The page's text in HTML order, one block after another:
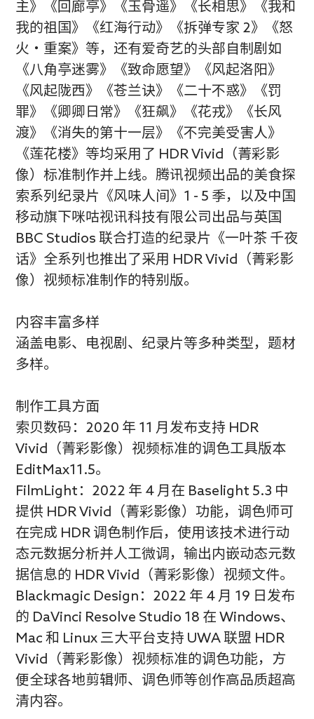
主》《回廊亭》《玉骨遥》《长相思》《我和
我的祖国》《红海行动》《拆弹专家 2》《怒
火・重案》等，还有爱奇艺的头部自制剧如
《八角亭迷雾》《致命愿望》《风起洛阳》
《风起陇西》《苍兰诀》《二十不惑》《罚
罪》《卿卿日常》《狂飙》《花戎》《长风
渡》《消失的第十一层》《不完美受害人》
《莲花楼》等均采用了 HDR Vivid（菁彩影
像）标准制作并上线。腾讯视频出品的美食探
索系列纪录片《风味人间》1 - 5 季，以及中国
移动旗下咪咕视讯科技有限公司出品与英国
BBC Studios 联合打造的纪录片《一叶茶 千夜
话》全系列也推出了采用 HDR Vivid（菁彩影
像）视频标准制作的特别版。
内容丰富多样
涵盖电影、电视剧、纪录片等多种类型，题材
多样。
制作工具方面
索贝数码：2020 年 11 月发布支持 HDR
Vivid（菁彩影像）视频标准的调色工具版本
EditMax11.5。
FilmLight：2022 年 4 月在 Baselight 5.3 中
提供 HDR Vivid（菁彩影像）功能，调色师可
在完成 HDR 调色制作后，使用该技术进行动
态元数据分析并人工微调，输出内嵌动态元数
据信息的 HDR Vivid（菁彩影像）视频文件。
Blackmagic Design：2022 年 4 月 19 日发布
的 DaVinci Resolve Studio 18 在 Windows、
Mac 和 Linux 三大平台支持 UWA 联盟 HDR
Vivid（菁彩影像）视频标准的调色功能，方
便全球各地剪辑师、调色师等创作高品质超高
清内容。